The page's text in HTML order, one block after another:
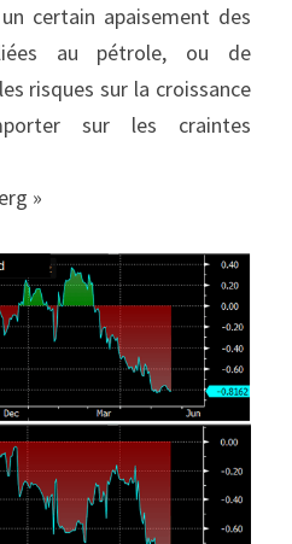
certain apaisement des
au pétrole, ou de
risques sur la croissance
sur les craintes
»